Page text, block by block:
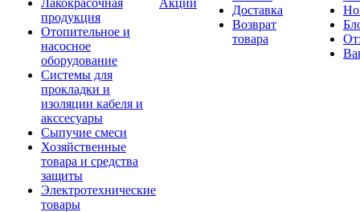
Лакокрасочная
продукция
Отопительное и
насосное
оборудование
Системы для
прокладки и
изоляции кабеля и
акссесуары
Сыпучие смеси
Хозяйственные
товара и средства
защиты
Электротехнические
товары
Акции
Доставка
Возврат
товара